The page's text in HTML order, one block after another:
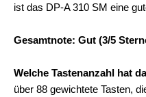
ist das DP-A 310 SM eine
Gesamtnote: Gut (3/5
Welche Tastenanzahl hat
über 88 gewichtete Tasten,